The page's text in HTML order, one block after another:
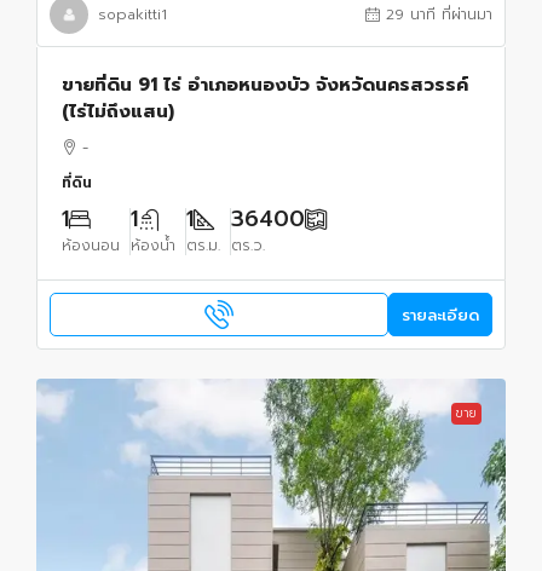
sopakitti1 29 นาที ที่ผ่านมา
ขายที่ดิน 91 ไร่ อำเภอหนองบัว จังหวัดนครสวรรค์
(ไร่ไม่ถึงแสน)
-
ที่ดิน
1
ห้องนอน
1
ห้องน้ำ
1
ตร.ม.
36400
ตร.ว.
รายละเอียด
ขาย